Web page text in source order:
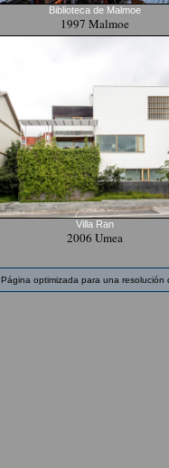
Biblioteca de Malmoe
1997 Malmoe
Villa Ran
2006 Umea
Página optimizada para una